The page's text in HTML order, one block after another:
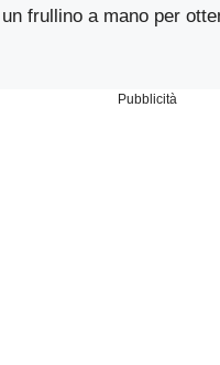
frullino a mano per
Pubblicità